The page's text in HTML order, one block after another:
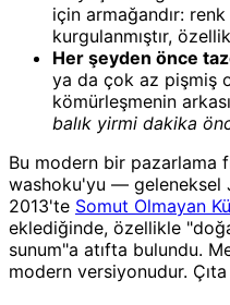
için armağandır:
kurgulanmıştır,
Her şeyden önce
ya da çok az pişmiş
kömürleşmenin
balık yirmi dakika
Bu modern bir pazarlama
washoku'yu — geleneksel
2013'te Somut Olmayan
eklediğinde, özellikle
sunum"a atıfta bulundu.
modern versiyonudur.